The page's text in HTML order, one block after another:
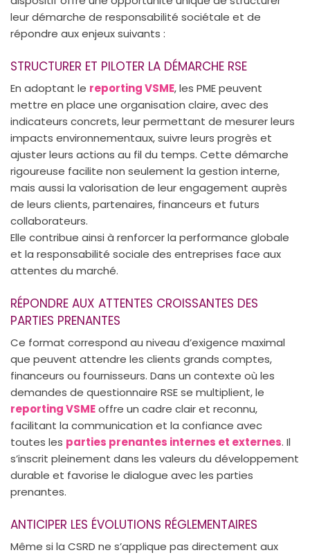
leur démarche de responsabilité sociétale et de
répondre aux enjeux suivants :
STRUCTURER ET PILOTER LA DÉMARCHE RSE
En adoptant le reporting VSME, les PME peuvent
mettre en place une organisation claire, avec des
indicateurs concrets, leur permettant de mesurer leurs
impacts environnementaux, suivre leurs progrès et
ajuster leurs actions au fil du temps. Cette démarche
rigoureuse facilite non seulement la gestion interne,
mais aussi la valorisation de leur engagement auprès
de leurs clients, partenaires, financeurs et futurs
collaborateurs.
Elle contribue ainsi à renforcer la performance globale
et la responsabilité sociale des entreprises face aux
attentes du marché.
RÉPONDRE AUX ATTENTES CROISSANTES DES
PARTIES PRENANTES
Ce format correspond au niveau d’exigence maximal
que peuvent attendre les clients grands comptes,
financeurs ou fournisseurs. Dans un contexte où les
demandes de questionnaire RSE se multiplient, le
reporting VSMEoffre un cadre clair et reconnu,
facilitant la communication et la confiance avec
toutes les parties prenantes internes et externes. Il
s’inscrit pleinement dans les valeurs du développement
durable et favorise le dialogue avec les parties
prenantes.
ANTICIPER LES ÉVOLUTIONS RÉGLEMENTAIRES
Même si la CSRD ne s’applique pas directement aux